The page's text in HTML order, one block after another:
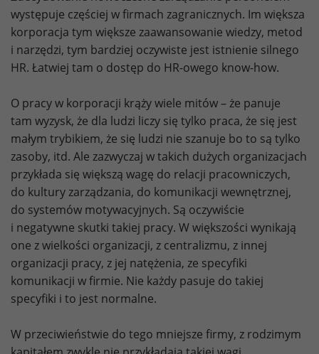
występuje częściej w firmach zagranicznych. Im większa
korporacja tym większe zaawansowanie wiedzy, metod
i narzędzi, tym bardziej oczywiste jest istnienie silnego
HR. Łatwiej tam o dostęp do HR-owego know-how.
O pracy w korporacji krąży wiele mitów – że panuje
tam wyzysk, że dla ludzi liczy się tylko praca, że się jest
małym trybikiem, że się ludzi nie szanuje bo to są tylko
zasoby, itd. Ale zazwyczaj w takich dużych organizacjach
przykłada się większą wagę do relacji pracowniczych,
do kultury zarządzania, do komunikacji wewnętrznej,
do systemów motywacyjnych. Są oczywiście
i negatywne skutki takiej pracy. W większości wynikają
one z wielkości organizacji, z centralizmu, z innej
organizacji pracy, z jej natężenia, ze specyfiki
komunikacji w firmie. Nie każdy pasuje do takiej
specyfiki i to jest normalne.
W przeciwieństwie do tego mniejsze firmy, z rodzimym